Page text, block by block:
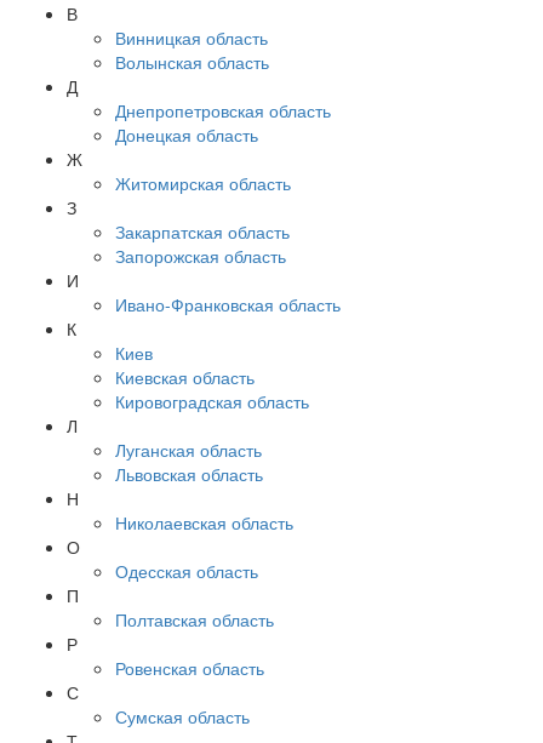
В
Винницкая область
Волынская область
Д
Днепропетровская область
Донецкая область
Ж
Житомирская область
З
Закарпатская область
Запорожская область
И
Ивано-Франковская область
К
Киев
Киевская область
Кировоградская область
Л
Луганская область
Львовская область
Н
Николаевская область
О
Одесская область
П
Полтавская область
Р
Ровенская область
С
Сумская область